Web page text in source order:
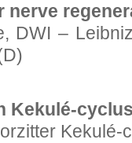
nerve
DWI –
Kekulé-
Kekulé-